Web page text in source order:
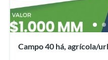
Campo 40 há, agrícola/